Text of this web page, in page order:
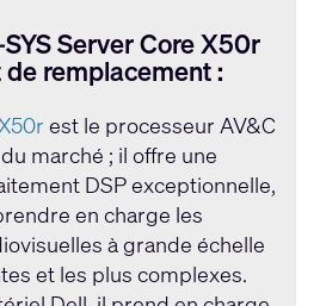
Server Core X50r
remplacement :
est le processeur AV&C
marché ; il offre une
DSP exceptionnelle,
en charge les
à grande échelle
et les plus complexes.